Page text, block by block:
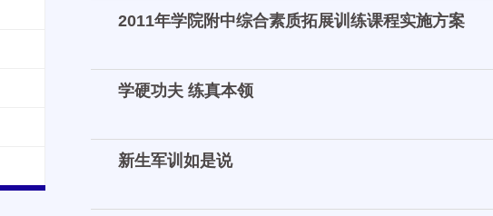
2011年学院附中综合素质拓展训练课程实施方案
学硬功夫 练真本领
新生军训如是说